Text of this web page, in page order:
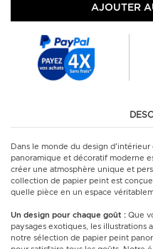
AJOUTER
Dans le monde du design
panoramique et décoratif moderne
créer une atmosphère unique et
collection de papier peint est
quelle pièce en un espace
Un design pour chaque goût : Que
paysages exotiques, les illustrations
notre sélection de papier peint